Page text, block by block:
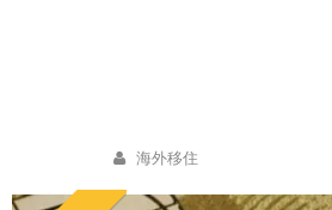
海外移住